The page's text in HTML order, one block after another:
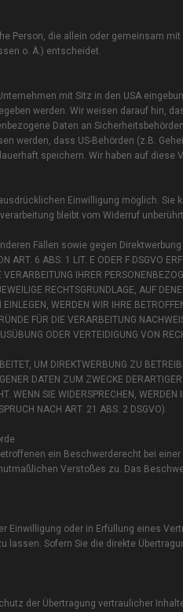
Person, die allein oder gemeinsam
o. Ä.) entscheidet.
mit Sitz in den USA
werden. Wir weisen darauf hin,
Daten an
werden, dass US-Behörden (z.B.
speichern. Wir haben auf diese
Einwilligung möglich.
bleibt vom Widerruf
Fällen sowie gegen Direktwerbung
ART. 6 ABS. 1 LIT. E ODER F DSGVO
IHRER
RECHTSGRUNDLAGE, AUF
WERDEN WIR IHRE
FÜR DIE VERARBEITUNG
ODER VERTEIDIGUNG VON
UM DIREKTWERBUNG ZU
DATEN ZUM ZWECKE
WENN SIE WIDERSPRECHEN,
NACH ART. 21 ABS. 2 DSGVO).
ein Beschwerderecht bei
Verstoßes zu. Das
Einwilligung oder in Erfüllung eines
Sofern Sie die direkte
der Übertragung vertraulicher